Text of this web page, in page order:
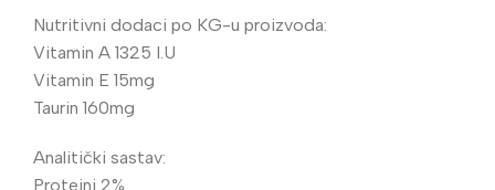
Nutritivni dodaci po KG-u proizvoda:
Vitamin A 1325 I.U
Vitamin E 15mg
Taurin 160mg
Analitički sastav:
Proteini 2%